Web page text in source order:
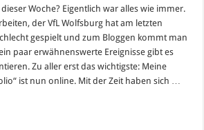
erfolglose
und
Schnee…
Woche? Eigentlich war alles wie immer.
der VfL Wolfsburg hat am letzten
gespielt und zum Bloggen kommt man
paar erwähnenswerte Ereignisse gibt es
Zu aller erst das wichtigste: Meine
ist nun online. Mit der Zeit haben sich …